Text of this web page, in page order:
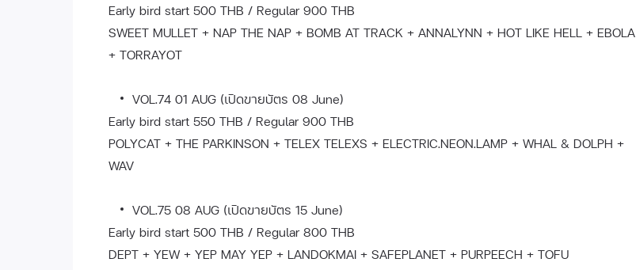
Early bird start 500 THB / Regular 900 THB
SWEET MULLET + NAP THE NAP + BOMB AT TRACK + ANNALYNN + HOT LIKE HELL + EBOLA
+ TORRAYOT
VOL.74 01 AUG (เปิดขายบัตร 08 June)
Early bird start 550 THB / Regular 900 THB
POLYCAT + THE PARKINSON + TELEX TELEXS + ELECTRIC.NEON.LAMP + WHAL & DOLPH +
WAV
VOL.75 08 AUG (เปิดขายบัตร 15 June)
Early bird start 500 THB / Regular 800 THB
DEPT + YEW + YEP MAY YEP + LANDOKMAI + SAFEPLANET + PURPEECH + TOFU